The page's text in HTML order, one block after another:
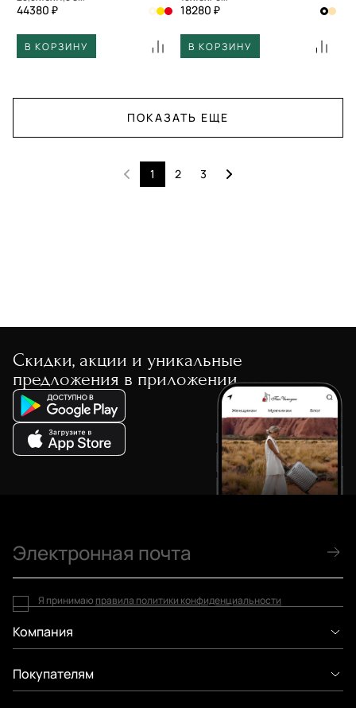
44380 ₽
В КОРЗИНУ
18280 ₽
В КОРЗИНУ
ПОКАЗАТЬ ЕЩЕ
1 2 3
Скидки, акции и уникальные
предложения в приложении
Компания
Покупателям
Я принимаю правила политики конфиденциальности